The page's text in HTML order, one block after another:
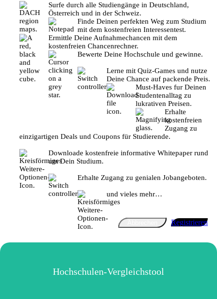
Surfe durch alle Studiengänge in Deutschland,
Österreich und in der Schweiz.
Finde Deinen perfekten Weg zum Studium
mit dem kostenfreien Interessentest.
Ermittle Deine Aufnahmechancen mit dem
kostenfreien Chancenrechner.
Bewerte Deine Hochschule und gewinne.
Lerne mit Quiz-Games und nutze
Deine Chance auf packende Preis.
Must-Haves fur Deinen
Studentenalltag zu
lukrativen Preisen.
Erhalte
kostenfreien
Zugang zu
einzigartigen Deals und Coupons für Studierende.
Downloade kostenfreie informative Whitepaper rund
um Dein Studium.
Erhalte Zugang zu genialen Jobangeboten.
und vieles mehr…
Registrieren
Hochschulen-Vergleichstool